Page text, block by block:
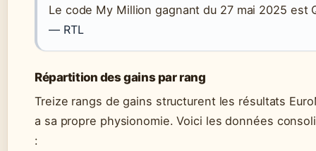
Le code My Million gagnant du 27 mai 2025 est
— RTL
Répartition des gains par rang
Treize rangs de gains structurent les résultats
a sa propre physionomie. Voici les données
: